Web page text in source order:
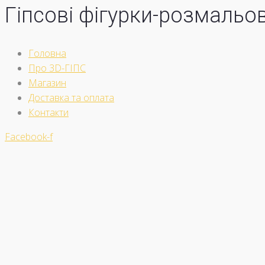
Гіпсові фігурки-
Головна
Про 3D-ГІПС
Магазин
Доставка та оплата
Контакти
Facebook-f